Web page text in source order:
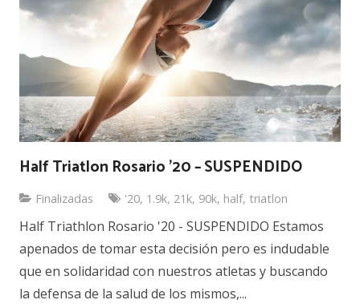
Half Triatlon Rosario ’20 – SUSPENDIDO
Finalizadas '20, 1.9k, 21k, 90k, half, triatlon
Half Triathlon Rosario '20 - SUSPENDIDO Estamos
apenados de tomar esta decisión pero es indudable
que en solidaridad con nuestros atletas y buscando
la defensa de la salud de los mismos,...